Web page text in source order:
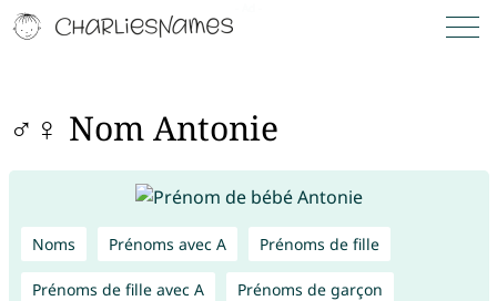
♂♀ Nom Antonie
Noms Prénoms avec A Prénoms de fille
Prénoms de fille avec A Prénoms de garçon